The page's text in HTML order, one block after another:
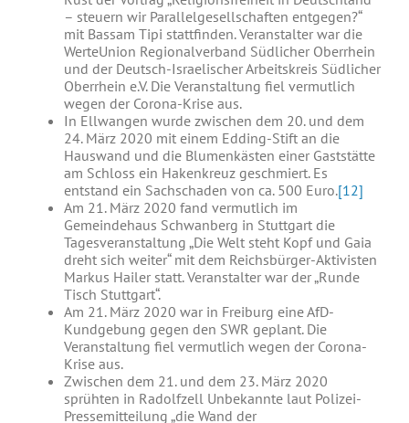
– steuern wir Parallelgesellschaften entgegen?“
mit Bassam Tipi stattfinden. Veranstalter war die
WerteUnion Regionalverband Südlicher Oberrhein
und der Deutsch-Israelischer Arbeitskreis Südlicher
Oberrhein e.V. Die Veranstaltung fiel vermutlich
wegen der Corona-Krise aus.
In Ellwangen wurde zwischen dem 20. und dem
24. März 2020 mit einem Edding-Stift an die
Hauswand und die Blumenkästen einer Gaststätte
am Schloss ein Hakenkreuz geschmiert. Es
entstand ein Sachschaden von ca. 500 Euro.[12]
Am 21. März 2020 fand vermutlich im
Gemeindehaus Schwanberg in Stuttgart die
Tagesveranstaltung „Die Welt steht Kopf und Gaia
dreht sich weiter“ mit dem Reichsbürger-Aktivisten
Markus Hailer statt. Veranstalter war der „Runde
Tisch Stuttgart“.
Am 21. März 2020 war in Freiburg eine AfD-
Kundgebung gegen den SWR geplant. Die
Veranstaltung fiel vermutlich wegen der Corona-
Krise aus.
Zwischen dem 21. und dem 23. März 2020
sprühten in Radolfzell Unbekannte laut Polizei-
Pressemitteilung „die Wand der